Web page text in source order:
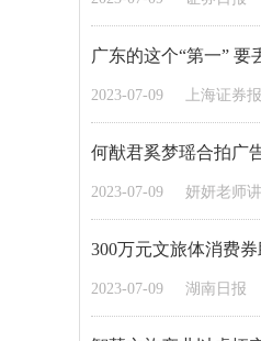
广东的这个“第一” 要
2023-07-09 上海证券报
何猷君奚梦瑶合拍广
2023-07-09 妍妍老师
300万元文旅体消费
2023-07-09 湖南日报